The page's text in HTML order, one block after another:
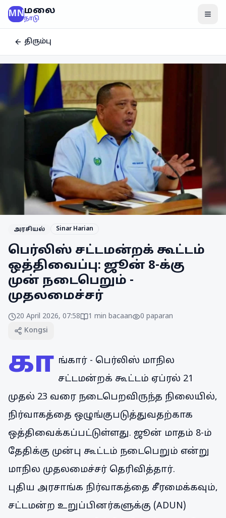
MNமலை
நாடு
திரும்பு
அரசியல் Sinar Harian
பெர்லிஸ் சட்டமன்றக் கூட்டம்
ஒத்திவைப்பு: ஜூன் 8-க்கு
முன் நடைபெறும் -
முதலமைச்சர்
20 April 2026, 07:58 1 min bacaan 0 paparan
Kongsi
கா ங்கார் - பெர்லிஸ் மாநில
சட்டமன்றக் கூட்டம் ஏப்ரல் 21
முதல் 23 வரை நடைபெறவிருந்த நிலையில்,
நிர்வாகத்தை ஒழுங்குபடுத்துவதற்காக
ஒத்திவைக்கப்பட்டுள்ளது. ஜூன் மாதம் 8-ம்
தேதிக்கு முன்பு கூட்டம் நடைபெறும் என்று
மாநில முதலமைச்சர் தெரிவித்தார்.
புதிய அரசாங்க நிர்வாகத்தை சீரமைக்கவும்,
சட்டமன்ற உறுப்பினர்களுக்கு (ADUN)